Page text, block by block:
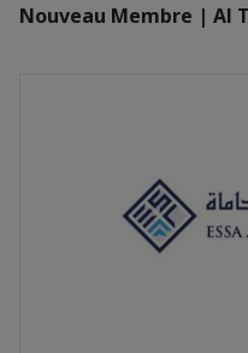
Nouveau Membre | Al